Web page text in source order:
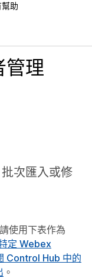
助
理
次匯入或修
使用下表作為
定 Webex
Control Hub 中的
。